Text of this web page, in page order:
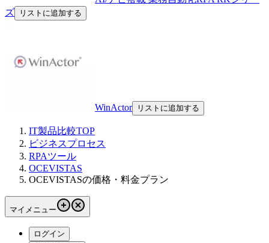
ズ
リストに追加する
WinActor リストに追加する
IT製品比較TOP
ビジネスプロセス
RPAツール
OCEVISTAS
OCEVISTASの価格・料金プラン
マイメニュー
ログイン